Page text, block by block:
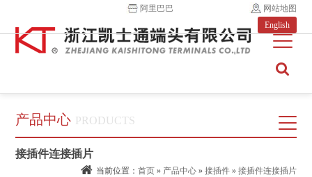
网站地图
阿里巴巴
English
产品中心 PRODUCTS
接插件连接插片
当前位置： 首页 » 产品中心 » 接插件 » 接插件连接插片